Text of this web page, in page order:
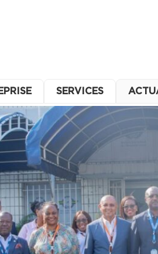
SERVICES